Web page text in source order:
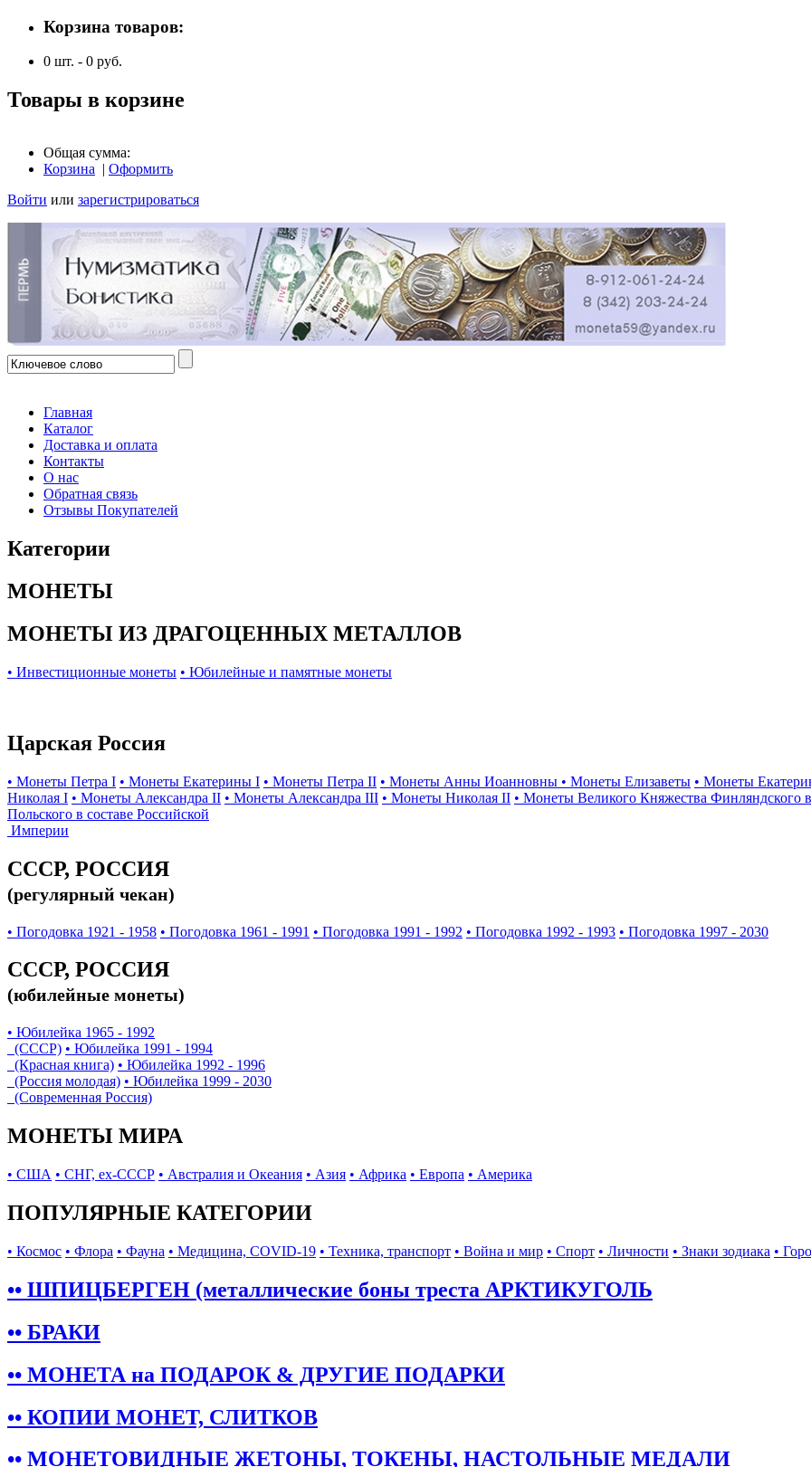
Корзина товаров:
0 шт. - 0 руб.
Товары в корзине
Общая сумма:
Корзина | Оформить
Войти или зарегистрироваться
Главная
Каталог
Доставка и оплата
Контакты
О нас
Обратная связь
Отзывы Покупателей
Категории
МОНЕТЫ
МОНЕТЫ ИЗ ДРАГОЦЕННЫХ МЕТАЛЛОВ
• Инвестиционные монеты • Юбилейные и памятные монеты
Царская Россия
• Монеты Петра I • Монеты Екатерины I • Монеты Петра II • Монеты Анны Иоанновны • Монеты Елизаветы • Монеты
Николая I • Монеты Александра II • Монеты Александра III • Монеты Николая II • Монеты Великого Княжества Финляндского
Польского в составе Российской
Империи
СССР, РОССИЯ
(регулярный чекан)
• Погодовка 1921 - 1958 • Погодовка 1961 - 1991 • Погодовка 1991 - 1992 • Погодовка 1992 - 1993 • Погодовка 1997 - 2030
СССР, РОССИЯ
(юбилейные монеты)
• Юбилейка 1965 - 1992
(СССР) • Юбилейка 1991 - 1994
(Красная книга) • Юбилейка 1992 - 1996
(Россия молодая) • Юбилейка 1999 - 2030
(Современная Россия)
МОНЕТЫ МИРА
• США • СНГ, ex-СССР • Австралия и Океания • Азия • Африка • Европа • Америка
ПОПУЛЯРНЫЕ КАТЕГОРИИ
• Космос • Флора • Фауна • Медицина, COVID-19 • Техника, транспорт • Война и мир • Спорт • Личности • Знаки зодиака •
•• ШПИЦБЕРГЕН (металлические боны треста АРКТИКУГОЛЬ
•• БРАКИ
•• МОНЕТА на ПОДАРОК & ДРУГИЕ ПОДАРКИ
•• КОПИИ МОНЕТ, СЛИТКОВ
•• МОНЕТОВИДНЫЕ ЖЕТОНЫ, ТОКЕНЫ, НАСТОЛЬНЫЕ МЕДАЛИ